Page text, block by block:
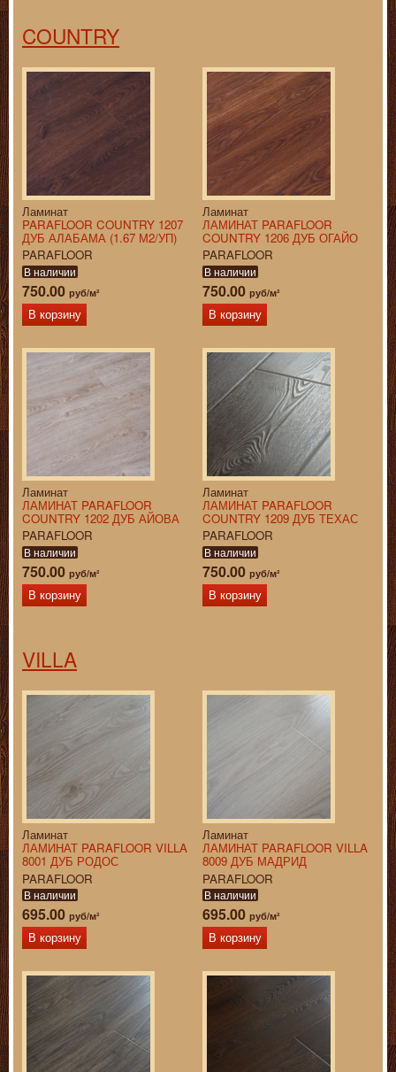
COUNTRY
Ламинат
PARAFLOOR COUNTRY 1207
ДУБ АЛАБАМА (1.67 М2/УП)
PARAFLOOR
В наличии
750.00 руб/м²
В корзину
Ламинат
ЛАМИНАТ PARAFLOOR
COUNTRY 1206 ДУБ ОГАЙО
PARAFLOOR
В наличии
750.00 руб/м²
В корзину
Ламинат
ЛАМИНАТ PARAFLOOR
COUNTRY 1202 ДУБ АЙОВА
PARAFLOOR
В наличии
750.00 руб/м²
В корзину
Ламинат
ЛАМИНАТ PARAFLOOR
COUNTRY 1209 ДУБ ТЕХАС
PARAFLOOR
В наличии
750.00 руб/м²
В корзину
VILLA
Ламинат
ЛАМИНАТ PARAFLOOR VILLA
8001 ДУБ РОДОС
PARAFLOOR
В наличии
695.00 руб/м²
В корзину
Ламинат
ЛАМИНАТ PARAFLOOR VILLA
8009 ДУБ МАДРИД
PARAFLOOR
В наличии
695.00 руб/м²
В корзину